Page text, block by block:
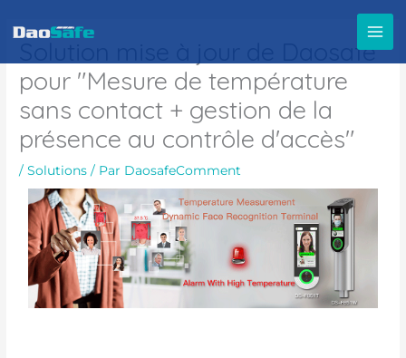
au
Solution mise à jour de Daosafe
pour "Mesure de température
sans contact + gestion de la
présence au contrôle d'accès"
/Solutions / Par DaosafeComment